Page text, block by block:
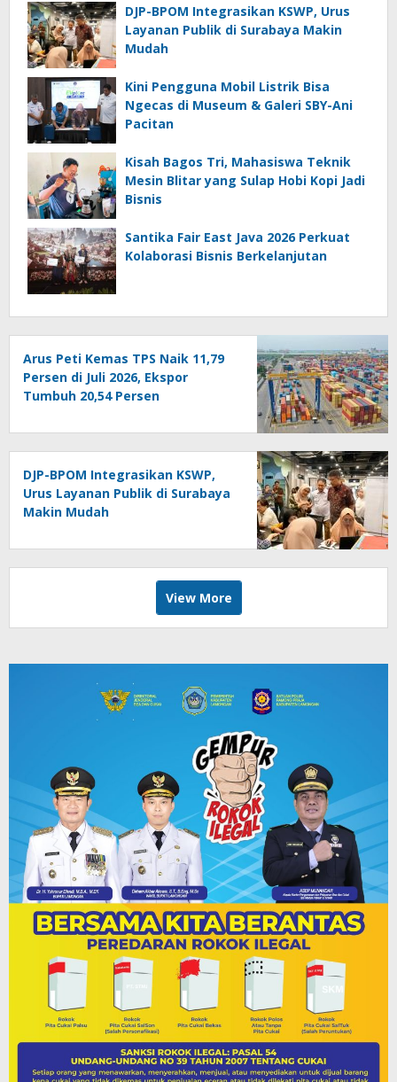
DJP-BPOM Integrasikan KSWP, Urus
Layanan Publik di Surabaya Makin
Mudah
Kini Pengguna Mobil Listrik Bisa
Ngecas di Museum & Galeri SBY-Ani
Pacitan
Kisah Bagos Tri, Mahasiswa Teknik
Mesin Blitar yang Sulap Hobi Kopi Jadi
Bisnis
Santika Fair East Java 2026 Perkuat
Kolaborasi Bisnis Berkelanjutan
Arus Peti Kemas TPS Naik 11,79
Persen di Juli 2026, Ekspor
Tumbuh 20,54 Persen
DJP-BPOM Integrasikan KSWP,
Urus Layanan Publik di Surabaya
Makin Mudah
View More